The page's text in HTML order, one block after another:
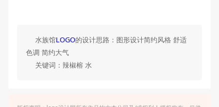
水族馆LOGO的设计思路：图形设计简约风格 舒适
色调 简约大气
关键词：辣椒榕 水